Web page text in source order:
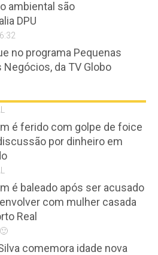
ambiental são
DPU
no programa Pequenas
da TV Globo
é ferido com golpe de foice
por dinheiro em
é baleado após ser acusado
com mulher casada
Real
comemora idade nova